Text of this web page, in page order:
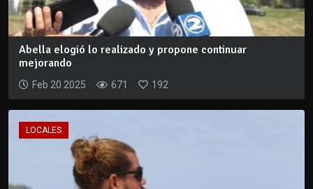
Abella elogió lo realizado y propone continuar
mejorando
Feb 20 2025 671 192
LOCALES